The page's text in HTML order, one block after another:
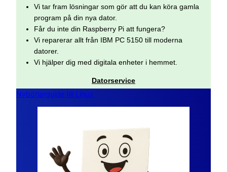
Vi tar fram lösningar som gör att du kan köra gamla
program på din nya dator.
Får du inte din Raspberry Pi att fungera?
Vi reparerar allt från IBM PC 5150 till moderna
datorer.
Vi hjälper dig med digitala enheter i hemmet.
Datorservice
Nybörjarguide till Linux